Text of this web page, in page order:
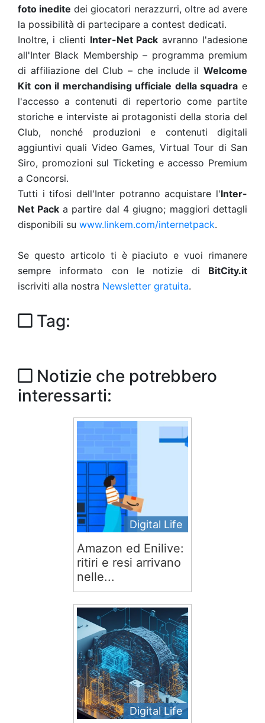
foto inedite dei giocatori nerazzurri, oltre ad avere
la possibilità di partecipare a contest dedicati.
Inoltre, i clienti Inter-Net Pack avranno l'adesione
all'Inter Black Membership – programma premium
di affiliazione del Club – che include il Welcome
Kit con il merchandising ufficiale della squadra e
l'accesso a contenuti di repertorio come partite
storiche e interviste ai protagonisti della storia del
Club, nonché produzioni e contenuti digitali
aggiuntivi quali Video Games, Virtual Tour di San
Siro, promozioni sul Ticketing e accesso Premium
a Concorsi.
Tutti i tifosi dell'Inter potranno acquistare l'Inter-
Net Pack a partire dal 4 giugno; maggiori dettagli
disponibili su www.linkem.com/internetpack.
Se questo articolo ti è piaciuto e vuoi rimanere
sempre informato con le notizie di BitCity.it
iscriviti alla nostra Newsletter gratuita.
Tag:
Notizie che potrebbero
interessarti:
Digital Life
Amazon ed Enilive:
ritiri e resi arrivano
nelle...
Digital Life